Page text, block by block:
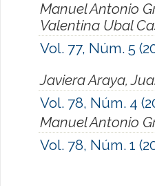
Manuel Antonio
Valentina Ubal
Vol. 77, Núm. 5
Javiera Araya,
Vol. 78, Núm. 4
Manuel Antonio
Vol. 78, Núm. 1